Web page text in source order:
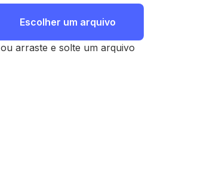
Escolher um arquivo
ou arraste e solte um arquivo